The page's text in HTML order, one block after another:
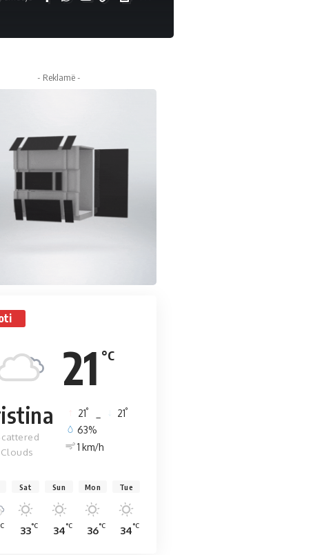
- Reklamë -
21 °C
Clouds
21° 21°
63%
1 km/h
Sat
33°C
Sun
34°C
Mon
36°C
Tue
34°C